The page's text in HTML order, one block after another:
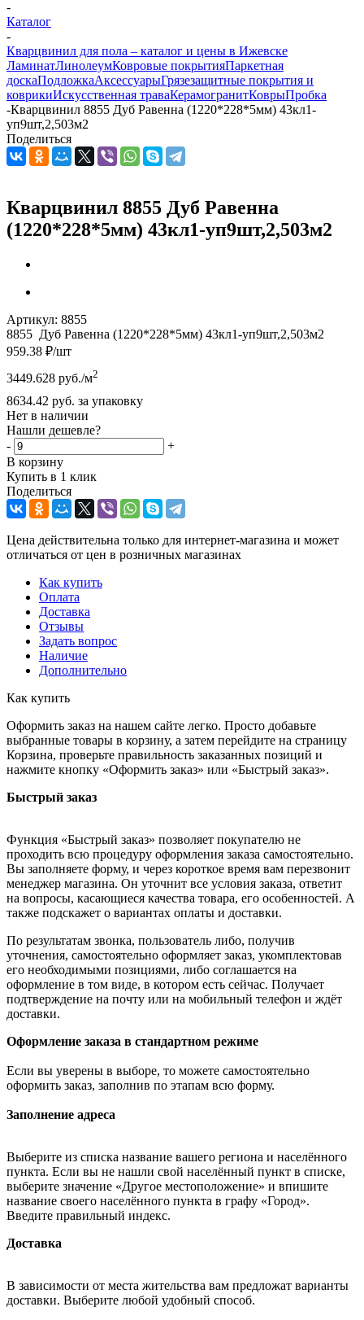
-
Каталог
-
Кварцвинил для пола – каталог и цены в Ижевске
ЛаминатЛинолеумКовровые покрытияПаркетная
доскаПодложкаАксессуарыГрязезащитные покрытия и
коврикиИскусственная траваКерамогранитКоврыПробка
-Кварцвинил 8855 Дуб Равенна (1220*228*5мм) 43кл1-
уп9шт,2,503м2
Поделиться
Кварцвинил 8855 Дуб Равенна
(1220*228*5мм) 43кл1-уп9шт,2,503м2
Артикул: 8855
8855 Дуб Равенна (1220*228*5мм) 43кл1-уп9шт,2,503м2
959.38 ₽/шт
3449.628 руб./м2
8634.42 руб. за упаковку
Нет в наличии
Нашли дешевле?
-
+
В корзину
Купить в 1 клик
Поделиться
Цена действительна только для интернет-магазина и может
отличаться от цен в розничных магазинах
Как купить
Оплата
Доставка
Отзывы
Задать вопрос
Наличие
Дополнительно
Как купить
Оформить заказ на нашем сайте легко. Просто добавьте
выбранные товары в корзину, а затем перейдите на страницу
Корзина, проверьте правильность заказанных позиций и
нажмите кнопку «Оформить заказ» или «Быстрый заказ».
Быстрый заказ
Функция «Быстрый заказ» позволяет покупателю не
проходить всю процедуру оформления заказа самостоятельно.
Вы заполняете форму, и через короткое время вам перезвонит
менеджер магазина. Он уточнит все условия заказа, ответит
на вопросы, касающиеся качества товара, его особенностей. А
также подскажет о вариантах оплаты и доставки.
По результатам звонка, пользователь либо, получив
уточнения, самостоятельно оформляет заказ, укомплектовав
его необходимыми позициями, либо соглашается на
оформление в том виде, в котором есть сейчас. Получает
подтверждение на почту или на мобильный телефон и ждёт
доставки.
Оформление заказа в стандартном режиме
Если вы уверены в выборе, то можете самостоятельно
оформить заказ, заполнив по этапам всю форму.
Заполнение адреса
Выберите из списка название вашего региона и населённого
пункта. Если вы не нашли свой населённый пункт в списке,
выберите значение «Другое местоположение» и впишите
название своего населённого пункта в графу «Город».
Введите правильный индекс.
Доставка
В зависимости от места жительства вам предложат варианты
доставки. Выберите любой удобный способ.